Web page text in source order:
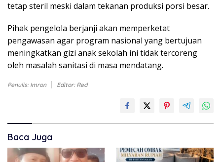
tetap steril meski dalam tekanan produksi porsi besar.
​Pihak pengelola berjanji akan memperketat
pengawasan agar program nasional yang bertujuan
meningkatkan gizi anak sekolah ini tidak tercoreng
oleh masalah sanitasi di masa mendatang.
Penulis: Imron Editor: Red
Baca Juga